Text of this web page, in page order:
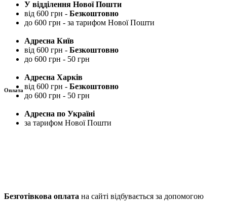
У відділення Нової Пошти
від 600 грн - Безкоштовно
до 600 грн - за тарифом Нової Пошти
Адресна Київ
від 600 грн - Безкоштовно
до 600 грн - 50 грн
Адресна Харків
від 600 грн - Безкоштовно
до 600 грн - 50 грн
Адресна по Україні
за тарифом Нової Пошти
Оплата
Безготівкова оплата на сайті відбувається за допомогою